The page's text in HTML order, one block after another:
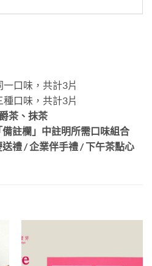
一口味，共計3片
種口味，共計3片
茶、抹茶
註欄」中註明所需口味組合
禮 / 企業伴手禮 / 下午茶點心